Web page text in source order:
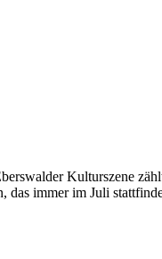
Kulturszene
das immer im Juli